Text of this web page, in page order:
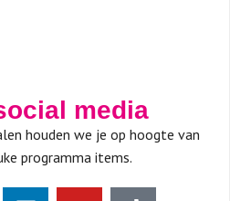
media
houden we je op hoogte van
programma items.